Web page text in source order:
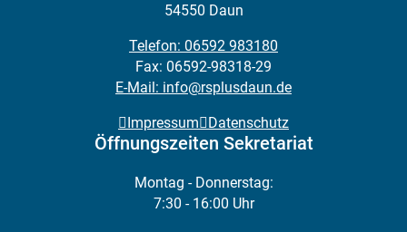
54550 Daun
Telefon: 06592 983180
Fax: 06592-98318-29
E-Mail: info@rsplusdaun.de
Impressum Datenschutz
Öffnungszeiten Sekretariat
Montag - Donnerstag:
7:30 - 16:00 Uhr